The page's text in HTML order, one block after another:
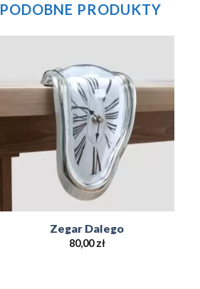
PODOBNE PRODUKTY
Wishlist
Zegar Dalego
80,00zł